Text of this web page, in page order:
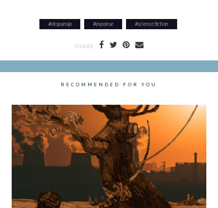
#ekspansja #expanse #science fiction
SHARE
RECOMMENDED FOR YOU